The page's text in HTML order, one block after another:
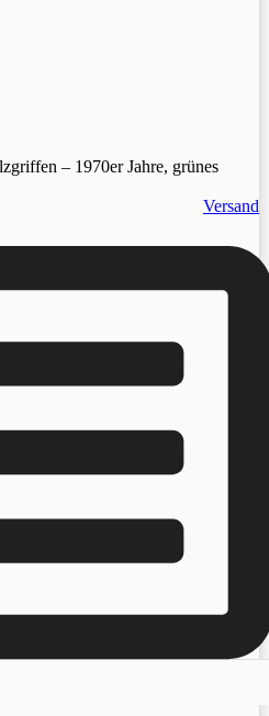
– 1970er Jahre, grünes
Versand